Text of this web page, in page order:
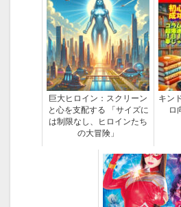
巨大ヒロイン：スクリーン
と心を支配する 「サイズに
は制限なし、ヒロインたち
の大冒険」
キン
ロ